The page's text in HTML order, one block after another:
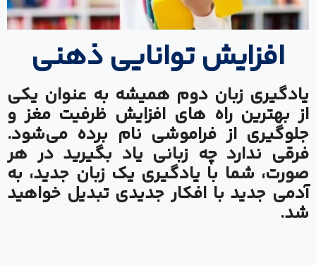
افزایش توانایی ذهنی
یادگیری زبان دوم همیشه به عنوان یکی
از بهترین راه های افزایش ظرفیت مغز و
جلوگیری از فراموشی نام برده می‌شود.
فرقی ندارد چه زبانی یاد بگیرید در هر
صورت، شما با یادگیری یک زبان جدید، به
آدمی جدید با افکار جدیدی تبدیل خواهید
شد.